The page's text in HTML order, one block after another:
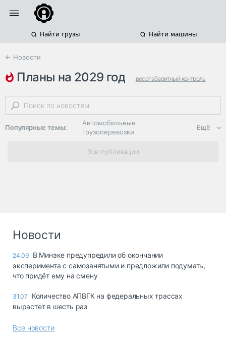
Найти грузы Найти машины
← Новости
планы на 2029 год весогабаритный контроль
апвгк федеральные автодороги
Популярные темы:
Автомобильные
грузоперевозки
Региональная
логистика
опасные грузы
Безопасность и
Таможня и ВЭД
Ещё
Все публикации
Новости
24.09 В Минэке предупредили об окончании
эксперимента с самозанятыми и предложили подумать,
что придёт ему на смену
31.07
Количество АПВГК на федеральных трассах
вырастет в шесть раз
Все новости